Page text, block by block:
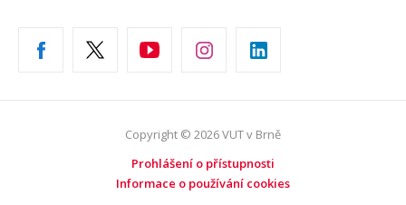
Copyright © 2026 VUT v Brně
Prohlášení o přístupnosti
Informace o používání cookies